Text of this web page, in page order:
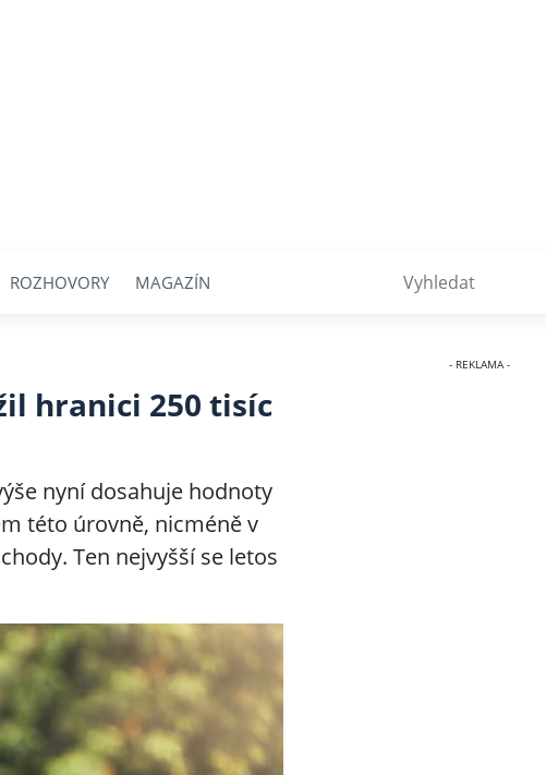
ROZHOVORY MAGAZÍN
hranici 250 tisíc
nyní dosahuje hodnoty
této úrovně, nicméně v
Ten nejvyšší se letos